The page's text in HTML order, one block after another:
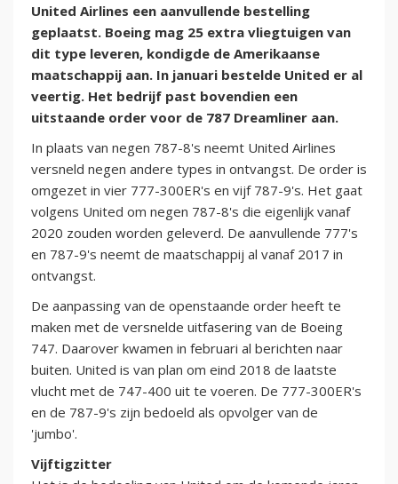
United Airlines een aanvullende bestelling
geplaatst. Boeing mag 25 extra vliegtuigen van
dit type leveren, kondigde de Amerikaanse
maatschappij aan. In januari bestelde United er al
veertig. Het bedrijf past bovendien een
uitstaande order voor de 787 Dreamliner aan.
In plaats van negen 787-8's neemt United Airlines
versneld negen andere types in ontvangst. De order is
omgezet in vier 777-300ER's en vijf 787-9's. Het gaat
volgens United om negen 787-8's die eigenlijk vanaf
2020 zouden worden geleverd. De aanvullende 777's
en 787-9's neemt de maatschappij al vanaf 2017 in
ontvangst.
De aanpassing van de openstaande order heeft te
maken met de versnelde uitfasering van de Boeing
747. Daarover kwamen in februari al berichten naar
buiten. United is van plan om eind 2018 de laatste
vlucht met de 747-400 uit te voeren. De 777-300ER's
en de 787-9's zijn bedoeld als opvolger van de
'jumbo'.
Vijftigzitter